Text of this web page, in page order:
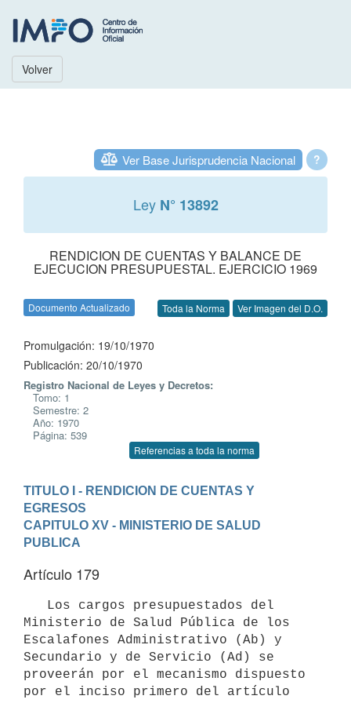
Volver
?
Ver Base Jurisprudencia Nacional
Ley N° 13892
RENDICION DE CUENTAS Y BALANCE DE
EJECUCION PRESUPUESTAL. EJERCICIO 1969
Documento Actualizado Toda la Norma Ver Imagen del D.O.
Promulgación: 19/10/1970
Publicación: 20/10/1970
Registro Nacional de Leyes y Decretos:
Tomo: 1
Semestre: 2
Año: 1970
Página: 539
Referencias a toda la norma
TITULO I - RENDICION DE CUENTAS Y
EGRESOS
CAPITULO XV - MINISTERIO DE SALUD
PUBLICA
Artículo 179
Ministerio de Salud Pública de los
Escalafones Administrativo (Ab) y
Secundario y de Servicio (Ad) se
proveerán por el mecanismo dispuesto
por el inciso primero del artículo